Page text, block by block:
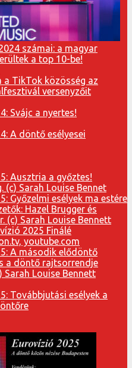
számai: a magyar
a top 10-be!
a TikTok közösség az
versenyzőit
Svájc a nyertes!
A döntő esélyesei
Ausztria a győztes!
Győzelmi esélyek ma estére
2025 Finálé
A második elődöntő
a döntő rajtsorrendje
Továbbjutási esélyek a